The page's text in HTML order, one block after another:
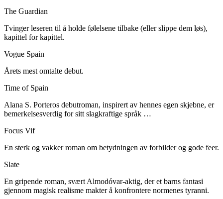
The Guardian
Tvinger leseren til å holde følelsene tilbake (eller slippe dem løs),
kapittel for kapittel.
Vogue Spain
Årets mest omtalte debut.
Time of Spain
Alana S. Porteros debutroman, inspirert av hennes egen skjebne, er
bemerkelsesverdig for sitt slagkraftige språk …
Focus Vif
En sterk og vakker roman om betydningen av forbilder og gode feer.
Slate
En gripende roman, svært Almodóvar-aktig, der et barns fantasi
gjennom magisk realisme makter å konfrontere normenes tyranni.